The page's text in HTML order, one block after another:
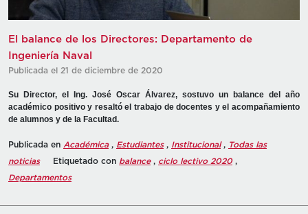
El balance de los Directores: Departamento de
Ingeniería Naval
Publicada el 21 de diciembre de 2020
Su Director, el Ing. José Oscar Álvarez, sostuvo un balance del año
académico positivo y resaltó el trabajo de docentes y el acompañamiento
de alumnos y de la Facultad.
Publicada en Académica, Estudiantes, Institucional, Todas las
noticias
Etiquetado con balance, ciclo lectivo 2020,
Departamentos